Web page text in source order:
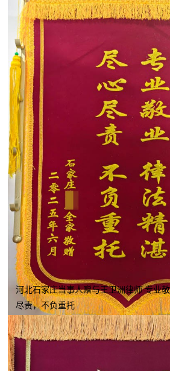
河北石家庄当事人赠与王卫洲律师 专业
尽责，不负重托